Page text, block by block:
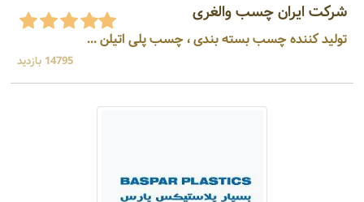
شرکت ایران چسب والغری
تولید کننده چسب بسته بندی ، چسب پلی اتیلن ...
14795 بازدید